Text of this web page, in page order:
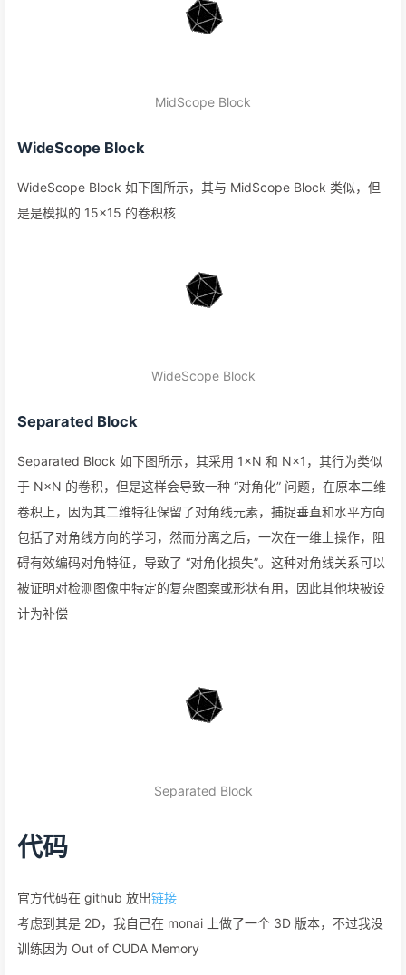
MidScope Block
WideScope Block
WideScope Block 如下图所示，其与 MidScope Block 类似，但
是是模拟的 15×15 的卷积核
WideScope Block
Separated Block
Separated Block 如下图所示，其采用 1×N 和 N×1，其行为类似
于 N×N 的卷积，但是这样会导致一种 “对角化” 问题，在原本二维
卷积上，因为其二维特征保留了对角线元素，捕捉垂直和水平方向
包括了对角线方向的学习，然而分离之后，一次在一维上操作，阻
碍有效编码对角特征，导致了 “对角化损失”。这种对角线关系可以
被证明对检测图像中特定的复杂图案或形状有用，因此其他块被设
计为补偿
Separated Block
代码
官方代码在 github 放出链接
考虑到其是 2D，我自己在 monai 上做了一个 3D 版本，不过我没
训练因为 Out of CUDA Memory